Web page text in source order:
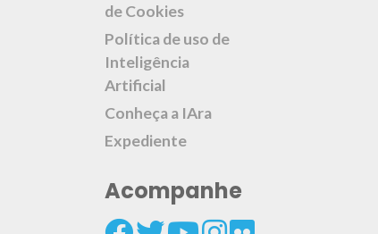
de Cookies
Política de uso de
Inteligência
Artificial
Conheça a IAra
Expediente
Acompanhe